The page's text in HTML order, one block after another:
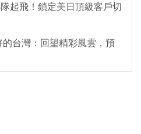
起飛！鎖定美日頂級客戶切
台灣：回望精彩風雲，預